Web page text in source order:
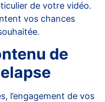
de votre vidéo.
vos chances
de
l’engagement de vos